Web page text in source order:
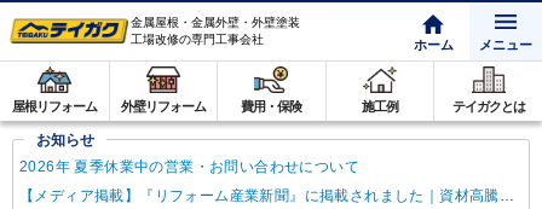
金属屋根・金属外壁・外壁塗装
工場改修の専門工事会社
ホーム メニュー
屋根リフォーム 外壁リフォーム 費用・保険 施工例 テイガクとは
お知らせ
2026年 夏季休業中の営業・お問い合わせについて
【メディア掲載】『リフォーム産業新聞』に掲載されました｜資材高騰・納期遅延に対するテイガクの取り組み